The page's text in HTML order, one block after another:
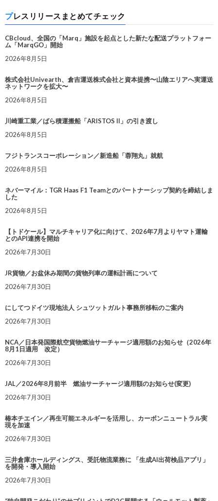
プレスリリースまとめてチェック
CBcloud、全国の「Marq」施設を起点とした新たな配送プラットフォー
ム「MarqGO」開始
2026年8月5日
株式会社Univearth、倉吉運送株式会社と資本提携〜山陰エリアへ実運送
ネットワークを拡大〜
2026年8月5日
川崎重工業／ばら積運搬船「ARISTOS II」の引き渡し
2026年8月5日
フジトランスコーポレーション／新造船「蓉翔丸」就航
2026年8月5日
ネバーマイル：TGR Haas F1 Teamとのパートナーシップ契約を締結しま
した
2026年8月5日
【トドケール】マルチキャリア化に向けて、2026年7月よりヤマト運輸
とのAPI連携を開始
2026年7月30日
JR貨物／お盆休み期間の貨物列車の運転計画について
2026年7月30日
にしてつドイツ現地法人 シュツットガルト事務所移転のご案内
2026年7月30日
NCA／日本発国際航空貨物燃油サーチャージ適用額のお知らせ（2026年
8月1日適用 改定）
2026年7月30日
JAL／2026年8月前半 燃油サーチャージ適用額のお知らせ(変更)
2026年7月30日
椿本チエイン／再生可能エネルギーを活用し、カーボンニュートラル実
現を加速
2026年7月30日
三井倉庫ホールディングス、受託物流業務に 「生成AI出荷検品アプリ」
を開発・導入開始
2026年7月30日